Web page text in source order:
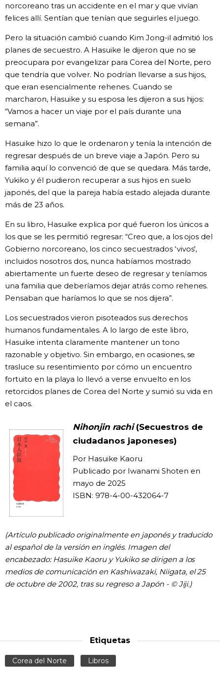
norcoreano tras un accidente en el mar y que vivían
felices allí. Sentían que tenían que seguirles el juego.
Pero la situación cambió cuando Kim Jong-il admitió los
planes de secuestro. A Hasuike le dijeron que no se
preocupara por evangelizar para Corea del Norte, pero
que tendría que volver. No podrían llevarse a sus hijos,
que eran esencialmente rehenes. Cuando se
marcharon, Hasuike y su esposa les dijeron a sus hijos:
“Vamos a hacer un viaje por el país durante una
semana”.
Hasuike hizo lo que le ordenaron y tenía la intención de
regresar después de un breve viaje a Japón. Pero su
familia aquí lo convenció de que se quedara. Más tarde,
Yukiko y él pudieron recuperar a sus hijos en suelo
japonés, del que la pareja había estado alejada durante
más de 23 años.
En su libro, Hasuike explica por qué fueron los únicos a
los que se les permitió regresar: “Creo que, a los ojos del
Gobierno norcoreano, los cinco secuestrados ‘vivos’,
incluidos nosotros dos, nunca habíamos mostrado
abiertamente un fuerte deseo de regresar y teníamos
una familia que deberíamos dejar atrás como rehenes.
Pensaban que haríamos lo que se nos dijera”.
Los secuestrados vieron pisoteados sus derechos
humanos fundamentales. A lo largo de este libro,
Hasuike intenta claramente mantener un tono
razonable y objetivo. Sin embargo, en ocasiones, se
trasluce su resentimiento por cómo un encuentro
fortuito en la playa lo llevó a verse envuelto en los
retorcidos planes de Corea del Norte y sumió su vida en
el caos.
Nihonjin rachi(Secuestros de
ciudadanos japoneses)
Por Hasuike Kaoru
Publicado por Iwanami Shoten en
mayo de 2025
ISBN: 978-4-00-432064-7
(Artículo publicado originalmente en japonés y traducido
al español de la versión en inglés. Imagen del
encabezado: Hasuike Kaoru y Yukiko se dirigen a los
medios de comunicación en Kashiwazaki, Niigata, el 25
de octubre de 2002, tras su regreso a Japón - © Jiji.)
Etiquetas
Corea del Norte Libros